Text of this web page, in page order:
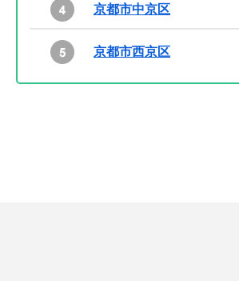
京都市中京区
京都市西京区